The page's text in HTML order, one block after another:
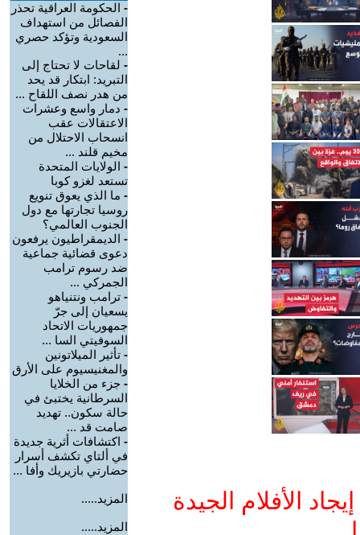
الأفلام الجيدة
- الحكومة العراقية تحذر
الفصائل من استهداف
السعودية وتؤكد حصري
...
- لقاحات لا تحتاج إلى
التبريد: ابتكار قد يحد
من هدر نصف اللقاح ...
- دمار واسع وعشرات
الاعتقالات عقب
انسحاب الاحتلال من
مخيم قلند ...
- الولايات المتحدة
تستعد لغزو كوبا
- ما الذي يعوق تنويع
روسيا تجارتها مع دول
الجنوب العالمي؟
- الديمقراطيون يرفعون
دعوى قضائية جماعية
ضد رسوم ترامب
الجمركي ...
- ترامب ونتنياهو
يسعيان إلى جرّ
جمهوريات الاتحاد
السوفيتي السا ...
- تأثير الميلاتونين
والمغنيسيوم على الأرق
- جزء من الخلايا
السرطانية يختبئ في
حالة سكون.. تهديد
صامت قد ...
- اكتشافات أثرية جديدة
في ألتاي تكشف أسرار
حضارتي بازيريك وأفا ...
المزيد.....
المزيد.....